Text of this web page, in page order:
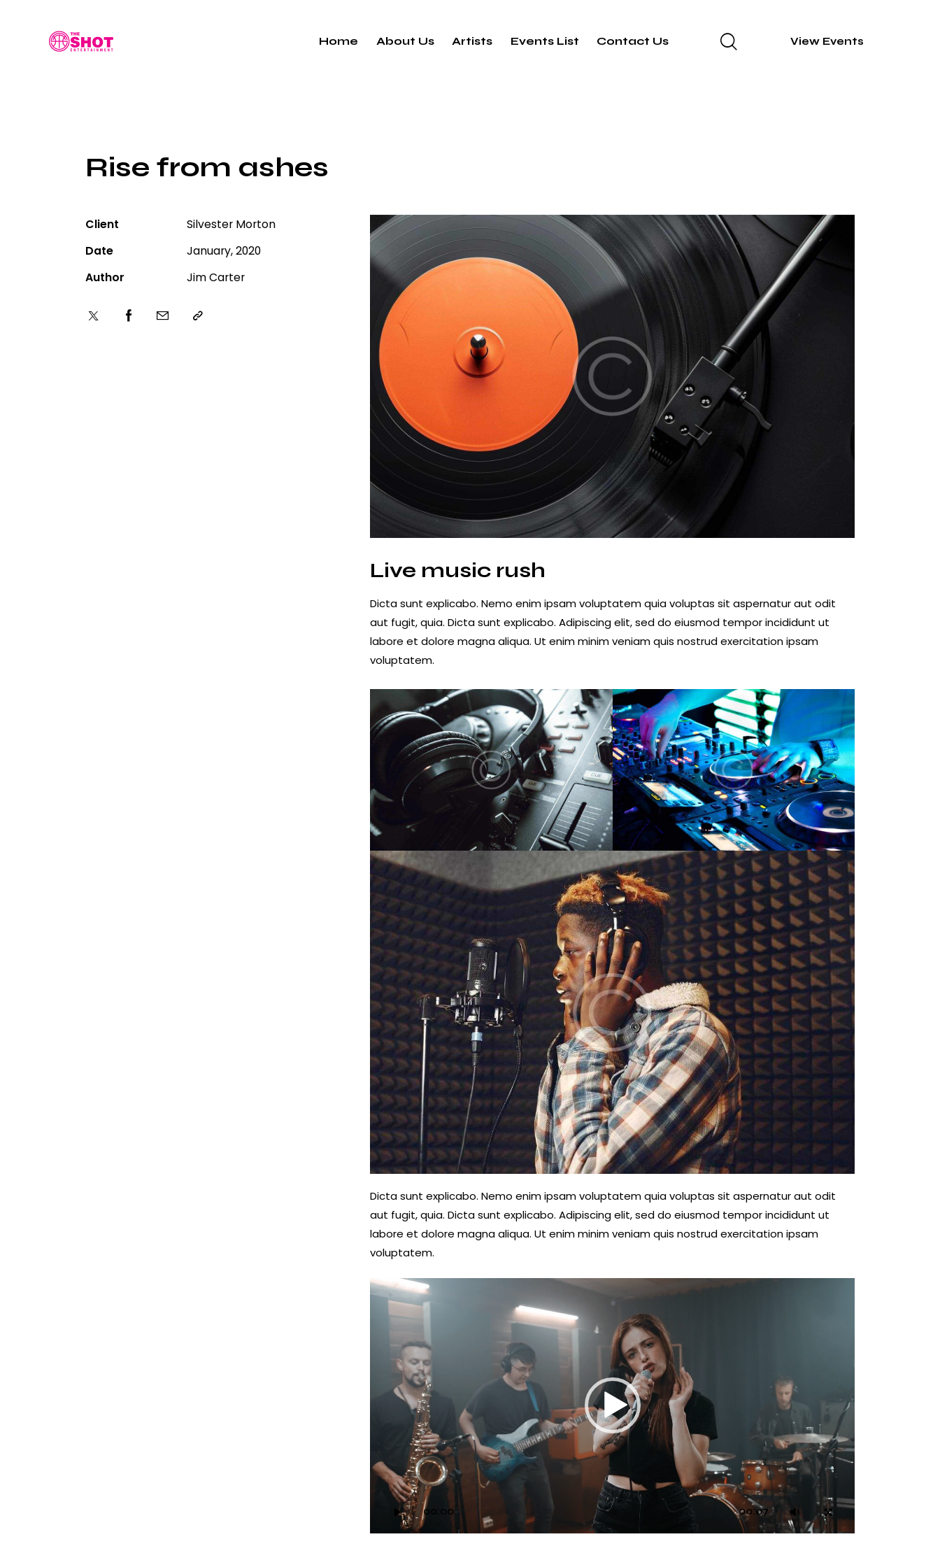
Home About Us Artists Events List Contact Us View Events
Rise from ashes
Client
Silvester Morton
Date
January, 2020
Author
Jim Carter
Live music rush
Dicta sunt explicabo. Nemo enim ipsam voluptatem quia voluptas sit aspernatur aut odit
aut fugit, quia. Dicta sunt explicabo. Adipiscing elit, sed do eiusmod tempor incididunt ut
labore et dolore magna aliqua. Ut enim minim veniam quis nostrud exercitation ipsam
voluptatem.
Dicta sunt explicabo. Nemo enim ipsam voluptatem quia voluptas sit aspernatur aut odit
aut fugit, quia. Dicta sunt explicabo. Adipiscing elit, sed do eiusmod tempor incididunt ut
labore et dolore magna aliqua. Ut enim minim veniam quis nostrud exercitation ipsam
voluptatem.
Video
Player
00:00 00:07